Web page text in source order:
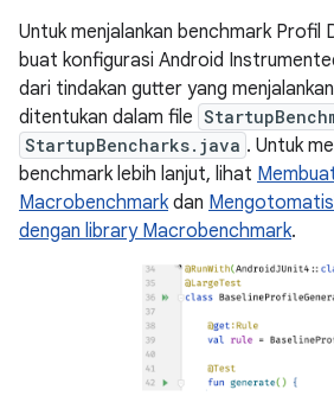
Untuk menjalankan benchmark Profil
buat konfigurasi Android
dari tindakan gutter yang
ditentukan dalam file
StartupBencharks.java . Untuk
benchmark lebih lanjut, lihat
Macrobenchmarkdan
dengan library Macrobenchmark.